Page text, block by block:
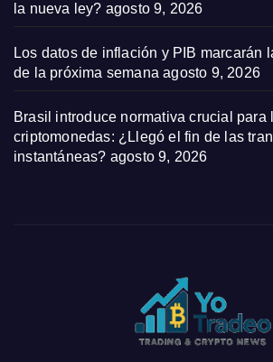
la nueva ley? agosto 9, 2026
Los datos de inflación y PIB marcarán
de la próxima semana agosto 9, 2026
Brasil introduce normativa crucial para
criptomonedas: ¿Llegó el fin de las
instantáneas? agosto 9, 2026